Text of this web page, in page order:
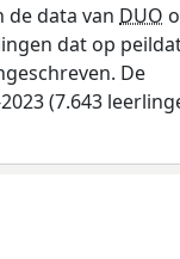
de data van DUO
dat op
De
(7.643